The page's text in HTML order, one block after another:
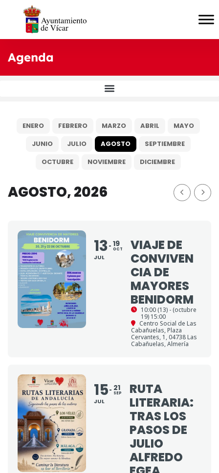
Agenda
ENERO FEBRERO MARZO ABRIL
MAYO
JUNIO
JULIO AGOSTO
SEPTIEMBRE
OCTUBRE
NOVIEMBRE DICIEMBRE
AGOSTO, 2026
13
JUL
19
OCT
VIAJE DE
CONVIVEN
CIA DE
MAYORES
BENIDORM
10:00 (13) - (octubre
19) 15:00
Centro Social de Las
Cabañuelas, Plaza
Cervantes, 1, 04738 Las
Cabañuelas, Almería
15
JUL
21
SEP
RUTA
LITERARIA:
TRAS LOS
PASOS DE
JULIO
ALFREDO